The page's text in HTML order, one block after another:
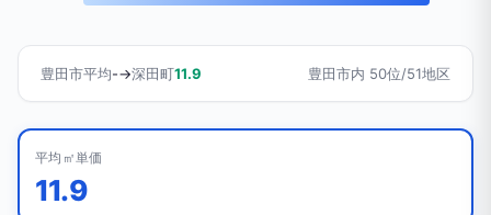
豊田市平均-→深田町11.9 豊田市内 50位/51地区
平均㎡単価
11.9